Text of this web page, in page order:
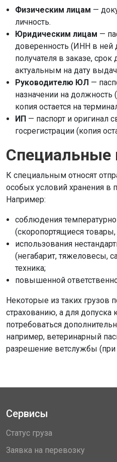
Физическим лицам —
личность.
Юридическим лицам —
доверенность (ИНН в
получателя в заказе,
актуальным на дату
Руководителю ЮЛ —
назначении на должность
копия остается на
ИП — паспорт и оригинал
госрегистрации (копия
Специальные
К специальным относят
особых условий хранения в
Например:
соблюдения
(скоропортящиеся
использования
(негабарит, тяжеловесы,
техника;
повышенной
Некоторые из таких грузов
страхованию, а для допуска
потребоваться
например, ветеринарный
разрешение ветслужбы
Сервисы
Статус груза
Заявка на перевозку